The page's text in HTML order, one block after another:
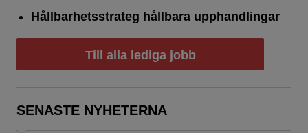
Hållbarhetsstrateg hållbara upphandlingar
Till alla lediga jobb
SENASTE NYHETERNA